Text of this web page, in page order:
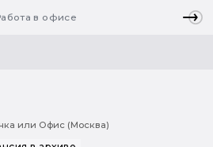
в офисе
или Офис (Москва)